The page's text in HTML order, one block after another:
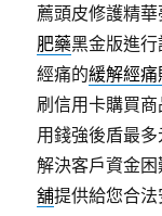
薦頭皮修護精
肥藥黑金版進
經痛的緩解經痛
刷信用卡購買商
用錢強後盾最
解決客戶資金
舖提供給您合